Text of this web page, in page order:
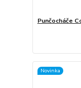
Punčocháče
Novinka